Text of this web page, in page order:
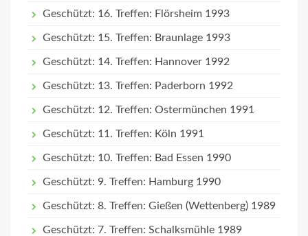
Geschützt: 16. Treffen: Flörsheim 1993
Geschützt: 15. Treffen: Braunlage 1993
Geschützt: 14. Treffen: Hannover 1992
Geschützt: 13. Treffen: Paderborn 1992
Geschützt: 12. Treffen: Ostermünchen 1991
Geschützt: 11. Treffen: Köln 1991
Geschützt: 10. Treffen: Bad Essen 1990
Geschützt: 9. Treffen: Hamburg 1990
Geschützt: 8. Treffen: Gießen (Wettenberg) 1989
Geschützt: 7. Treffen: Schalksmühle 1989